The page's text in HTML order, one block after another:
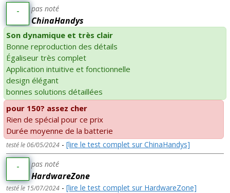
- pas noté
ChinaHandys
Son dynamique et très clair
Bonne reproduction des détails
Égaliseur très complet
Application intuitive et fonctionnelle
design élégant
bonnes solutions détaillées
pour 150? assez cher
Rien de spécial pour ce prix
Durée moyenne de la batterie
testé le 06/05/2024 - [lire le test complet sur ChinaHandys]
- pas noté
HardwareZone
testé le 15/07/2024 - [lire le test complet sur HardwareZone]